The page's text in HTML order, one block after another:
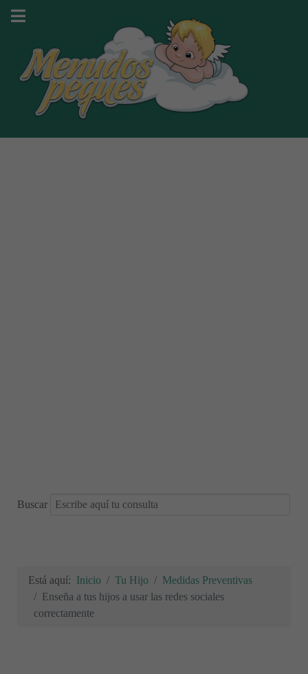
Buscar
Está aquí: Inicio Tu Hijo
Medidas Preventivas
Enseña a tus hijos a usar las redes sociales
correctamente